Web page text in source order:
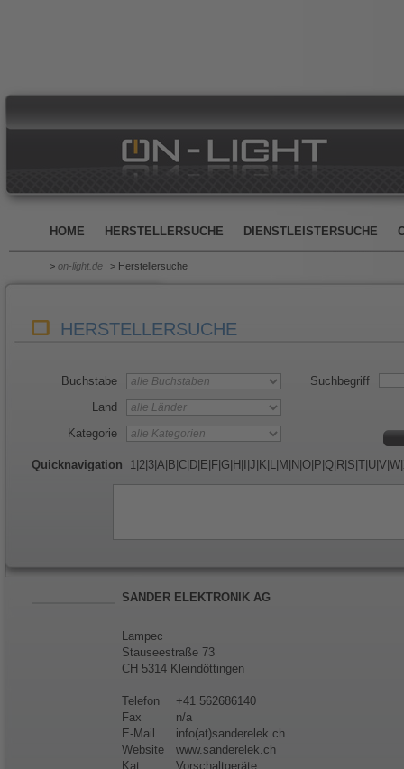
HOME HERSTELLERSUCHE DIENSTLEISTERSUCHE
> on-light.de > Herstellersuche
HERSTELLERSUCHE
Buchstabe
Land
Kategorie
Suchbegriff
Quicknavigation 1 2 3 A B C D E F G H J K L M N O P Q R S T U V W
SANDER ELEKTRONIK AG
Lampec
Stauseestraße 73
CH 5314 Kleindöttingen
Telefon
+41 562686140
Fax
n/a
E-Mail
info(at)sanderelek.ch
Website
www.sanderelek.ch
Kat.
Vorschaltgeräte